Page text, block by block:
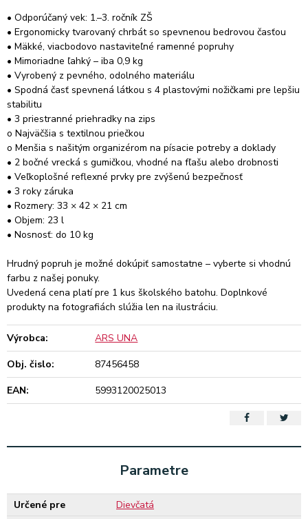
• Odporúčaný vek: 1.–3. ročník ZŠ
• Ergonomicky tvarovaný chrbát so spevnenou bedrovou časťou
• Mäkké, viacbodovo nastaviteľné ramenné popruhy
• Mimoriadne ľahký – iba 0,9 kg
• Vyrobený z pevného, odolného materiálu
• Spodná časť spevnená látkou s 4 plastovými nožičkami pre lepšiu
stabilitu
• 3 priestranné priehradky na zips
o Najväčšia s textilnou priečkou
o Menšia s našitým organizérom na písacie potreby a doklady
• 2 bočné vrecká s gumičkou, vhodné na fľašu alebo drobnosti
• Veľkoplošné reflexné prvky pre zvýšenú bezpečnosť
• 3 roky záruka
• Rozmery: 33 × 42 × 21 cm
• Objem: 23 l
• Nosnosť: do 10 kg
Hrudný popruh je možné dokúpiť samostatne – vyberte si vhodnú
farbu z našej ponuky.
Uvedená cena platí pre 1 kus školského batohu. Doplnkové
produkty na fotografiách slúžia len na ilustráciu.
Výrobca:
ARS UNA
Obj. čislo:
87456458
EAN:
5993120025013
Parametre
Určené pre
Dievčatá